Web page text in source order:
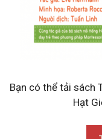
Bạn có thể tải sách
Hạt